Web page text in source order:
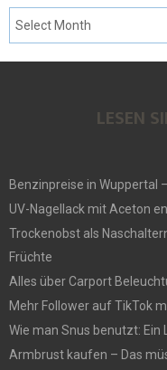
LESEN
Benzinpreise in Wuppertal
UV-Nagellack mit Aceton
Trockenobst als
Früchte
Alles über Carport
Mehr Follower auf TikTok
Wie man Snus benutzt: Ein
Armbrust kaufen – Das